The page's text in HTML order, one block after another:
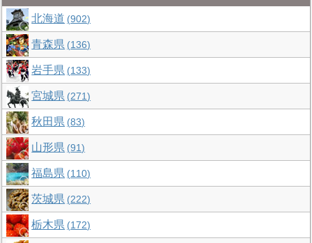
北海道 902
青森県 136
岩手県 133
宮城県 271
秋田県 83
山形県 91
福島県 110
茨城県 222
栃木県 172